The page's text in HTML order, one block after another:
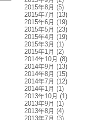
2015年8月 (5)
2015年7月 (13)
2015年6月 (19)
2015年5月 (23)
2015年4月 (19)
2015年3月 (1)
2015年1月 (2)
2014年10月 (8)
2014年9月 (13)
2014年8月 (15)
2014年7月 (12)
2014年1月 (1)
2013年10月 (1)
2013年9月 (1)
2013年8月 (4)
2013年7月 (3)